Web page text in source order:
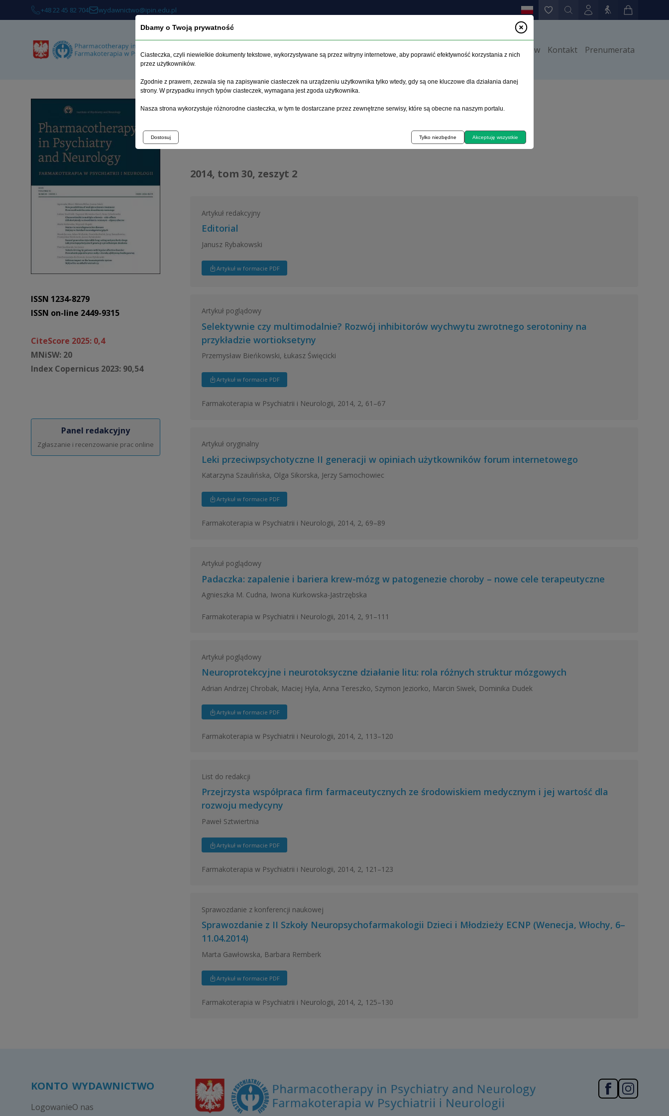
+48 22 45 82 704 wydawnictwo@ipin.edu.pl
O czasopiśmie Zeszyt aktualny Archiwum Artykuły Instrukcje dla autorów Kontakt Prenumerata
ISSN 1234-8279
ISSN on-line 2449-9315
CiteScore 2025: 0,4
MNiSW: 20
Index Copernicus 2023: 90,54
Panel redakcyjny
Zgłaszanie i recenzowanie prac online
Strona główna >Archiwum>zeszyt 2
2014, tom 30, zeszyt 2
Artykuł redakcyjny
Editorial
Janusz Rybakowski
Artykuł w formacie PDF
Artykuł poglądowy
Selektywnie czy multimodalnie? Rozwój inhibitorów wychwytu zwrotnego serotoniny na
przykładzie wortioksetyny
Przemysław Bieńkowski, Łukasz Święcicki
Artykuł w formacie PDF
Farmakoterapia w Psychiatrii i Neurologii, 2014, 2, 61–67
Artykuł oryginalny
Leki przeciwpsychotyczne II generacji w opiniach użytkowników forum internetowego
Katarzyna Szaulińska, Olga Sikorska, Jerzy Samochowiec
Artykuł w formacie PDF
Farmakoterapia w Psychiatrii i Neurologii, 2014, 2, 69–89
Artykuł poglądowy
Padaczka: zapalenie i bariera krew-mózg w patogenezie choroby – nowe cele terapeutyczne
Agnieszka M. Cudna, Iwona Kurkowska-Jastrzębska
Farmakoterapia w Psychiatrii i Neurologii, 2014, 2, 91–111
Artykuł poglądowy
Neuroprotekcyjne i neurotoksyczne działanie litu: rola różnych struktur mózgowych
Adrian Andrzej Chrobak, Maciej Hyla, Anna Tereszko, Szymon Jeziorko, Marcin Siwek, Dominika Dudek
Artykuł w formacie PDF
Farmakoterapia w Psychiatrii i Neurologii, 2014, 2, 113–120
List do redakcji
Przejrzysta współpraca firm farmaceutycznych ze środowiskiem medycznym i jej wartość dla
rozwoju medycyny
Paweł Sztwiertnia
Artykuł w formacie PDF
Farmakoterapia w Psychiatrii i Neurologii, 2014, 2, 121–123
Sprawozdanie z konferencji naukowej
Sprawozdanie z II Szkoły Neuropsychofarmakologii Dzieci i Młodzieży ECNP (Wenecja, Włochy, 6–
11.04.2014)
Marta Gawłowska, Barbara Remberk
Artykuł w formacie PDF
Farmakoterapia w Psychiatrii i Neurologii, 2014, 2, 125–130
KONTO
Logowanie
WYDAWNICTWO
O nas
Dbamy o Twoją prywatność
Ciasteczka, czyli niewielkie dokumenty tekstowe, wykorzystywane są przez witryny internetowe, aby poprawić efektywność korzystania z nich
przez użytkowników.
Zgodnie z prawem, zezwala się na zapisywanie ciasteczek na urządzeniu użytkownika tylko wtedy, gdy są one kluczowe dla działania danej
strony. W przypadku innych typów ciasteczek, wymagana jest zgoda użytkownika.
Nasza strona wykorzystuje różnorodne ciasteczka, w tym te dostarczane przez zewnętrzne serwisy, które są obecne na naszym portalu.
Dostosuj Tylko niezbędne Akceptuję wszystkie